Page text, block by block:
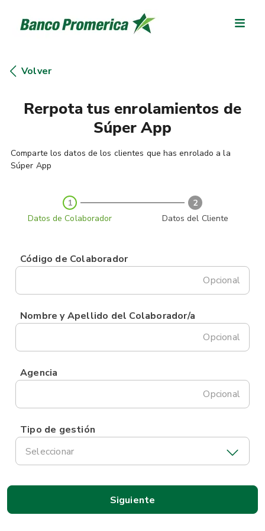
Volver
Rerpota tus enrolamientos de
Súper App
Comparte los datos de los clientes que has enrolado a la
Súper App
1
Datos de Colaborador
2
Datos del Cliente
Código de Colaborador
Opcional
Nombre y Apellido del Colaborador/a
Opcional
Agencia
Opcional
Tipo de gestión
Seleccionar